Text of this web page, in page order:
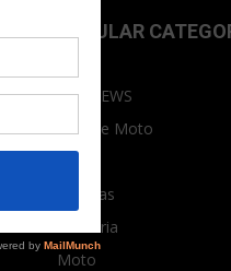
POPULAR
TOPNEWS
Carro e Moto
Notícias
Indústria
Moto